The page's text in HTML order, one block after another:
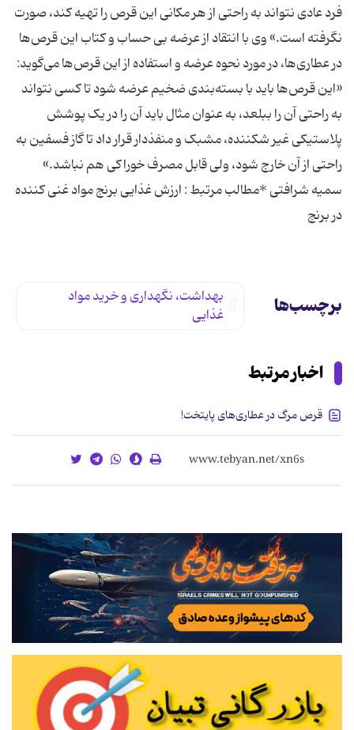
فرد عادی نتواند به راحتی از هر مكانی این قرص را تهیه كند، صورت
نگرفته است.» وی با انتقاد از عرضه بی حساب و كتاب این قرص‌ها
در عطاری‌ها، در مورد نحوه عرضه و استفاده از این قرص‌ها می‌گوید:
«این قرص‌ها باید با بسته‌بندی ضخیم عرضه شود تا کسی نتواند
به راحتی آن را ببلعد، به عنوان مثال باید آن را در یک پوشش
پلاستیکی غیر شکننده، مشبک و منفذدار قرار داد تا گاز فسفین به
راحتی از آن خارج شود، ولی قابل مصرف خوراکی هم نباشد.»
سمیه شرافتی *مطالب مرتبط : ارزش غذایی برنج مواد غنی ‌کننده
در برنج
برچسب‌ها
بهداشت، نگهداری و خرید مواد
غذایی
اخبار مرتبط
قرص مرگ در عطاری‌های پایتخت!